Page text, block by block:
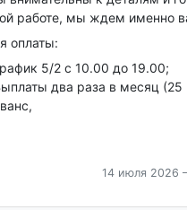
работе, мы ждем именно
оплаты:
5/2 с 10.00 до 19.00;
два раза в месяц (25
14 июля 2026